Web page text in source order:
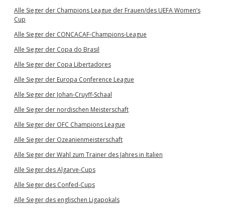
Alle Sieger der Champions League der Frauen/des UEFA Women’s
Cup
Alle Sieger der CONCACAF-Champions-League
Alle Sieger der Copa do Brasil
Alle Sieger der Copa Libertadores
Alle Sieger der Europa Conference League
Alle Sieger der Johan-Cruyff-Schaal
Alle Sieger der nordischen Meisterschaft
Alle Sieger der OFC Champions League
Alle Sieger der Ozeanienmeisterschaft
Alle Sieger der Wahl zum Trainer des Jahres in Italien
Alle Sieger des Algarve-Cups
Alle Sieger des Confed-Cups
Alle Sieger des englischen Ligapokals